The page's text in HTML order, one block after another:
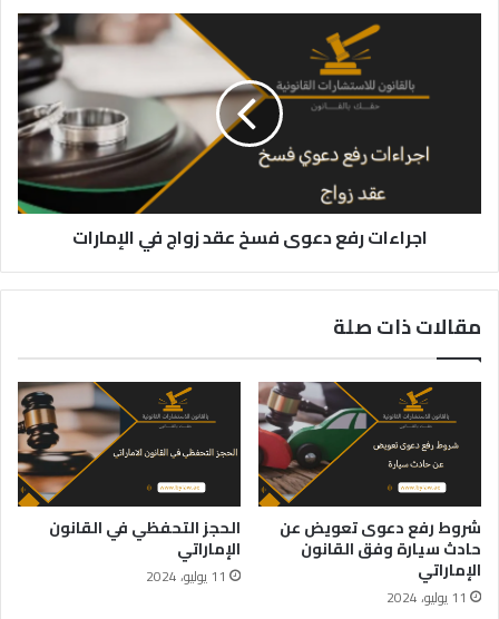
اجراءات رفع دعوى فسخ عقد زواج في الإمارات
مقالات ذات صلة
شروط رفع دعوى تعويض عن
حادث سيارة وفق القانون
الإماراتي
11 يوليو، 2024
الحجز التحفظي في القانون
الإماراتي
11 يوليو، 2024